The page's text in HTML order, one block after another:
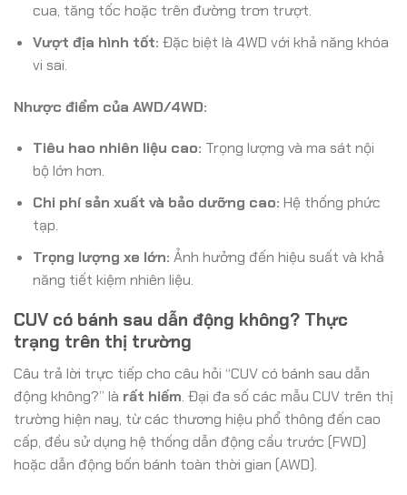
cua, tăng tốc hoặc trên đường trơn trượt.
Vượt địa hình tốt: Đặc biệt là 4WD với khả năng khóa
vi sai.
Nhược điểm của AWD/4WD:
Tiêu hao nhiên liệu cao: Trọng lượng và ma sát nội
bộ lớn hơn.
Chi phí sản xuất và bảo dưỡng cao: Hệ thống phức
tạp.
Trọng lượng xe lớn: Ảnh hưởng đến hiệu suất và khả
năng tiết kiệm nhiên liệu.
CUV có bánh sau dẫn động không? Thực
trạng trên thị trường
Câu trả lời trực tiếp cho câu hỏi “CUV có bánh sau dẫn
động không?” là rất hiếm. Đại đa số các mẫu CUV trên thị
trường hiện nay, từ các thương hiệu phổ thông đến cao
cấp, đều sử dụng hệ thống dẫn động cầu trước (FWD)
hoặc dẫn động bốn bánh toàn thời gian (AWD).